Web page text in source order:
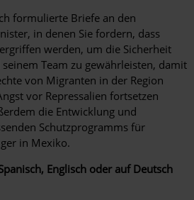
formulierte Briefe an den
in denen Sie fordern, dass
werden, um die Sicherheit
Team zu gewährleisten, damit
von Migranten in der Region
vor Repressalien fortsetzen
die Entwicklung und
Schutzprogramms für
in Mexiko.
Englisch oder auf Deutsch